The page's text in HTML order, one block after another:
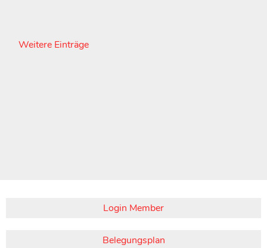
Weitere Einträge
Login Member
Belegungsplan